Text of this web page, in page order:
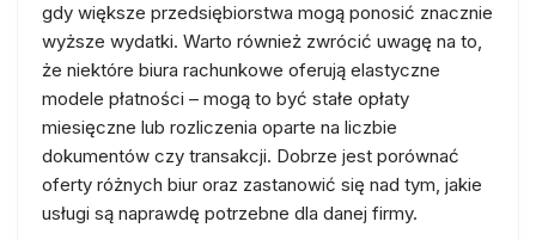
gdy większe przedsiębiorstwa mogą ponosić znacznie
wyższe wydatki. Warto również zwrócić uwagę na to,
że niektóre biura rachunkowe oferują elastyczne
modele płatności – mogą to być stałe opłaty
miesięczne lub rozliczenia oparte na liczbie
dokumentów czy transakcji. Dobrze jest porównać
oferty różnych biur oraz zastanowić się nad tym, jakie
usługi są naprawdę potrzebne dla danej firmy.